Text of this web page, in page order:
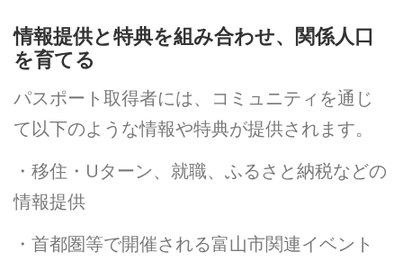
情報提供と特典を組み合わせ、関係人口
を育てる
パスポート取得者には、コミュニティを通じ
て以下のような情報や特典が提供されます。
・移住・Uターン、就職、ふるさと納税などの
情報提供
・首都圏等で開催される富山市関連イベント